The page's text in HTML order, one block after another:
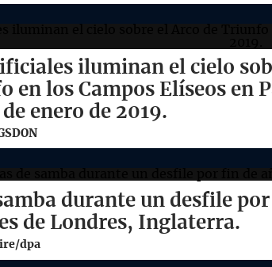
iluminan el cielo
en los Campos Elíseos en
enero de 2019.
durante un desfile
de Londres, Inglaterra.
dpa